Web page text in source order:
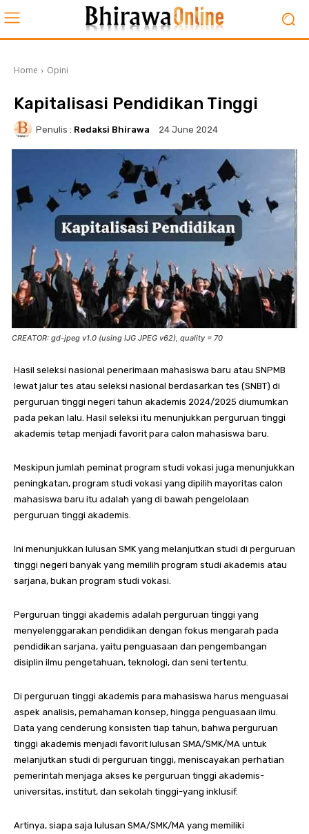
Home Opini
Kapitalisasi Pendidikan Tinggi
Penulis : Redaksi Bhirawa 24 June 2024
CREATOR: gd-jpeg v1.0 (using IJG JPEG v62), quality = 70
Hasil seleksi nasional penerimaan mahasiswa baru atau SNPMB
lewat jalur tes atau seleksi nasional berdasarkan tes (SNBT) di
perguruan tinggi negeri tahun akademis 2024/2025 diumumkan
pada pekan lalu. Hasil seleksi itu menunjukkan perguruan tinggi
akademis tetap menjadi favorit para calon mahasiswa baru.
Meskipun jumlah peminat program studi vokasi juga menunjukkan
peningkatan, program studi vokasi yang dipilih mayoritas calon
mahasiswa baru itu adalah yang di bawah pengelolaan
perguruan tinggi akademis.
Ini menunjukkan lulusan SMK yang melanjutkan studi di perguruan
tinggi negeri banyak yang memilih program studi akademis atau
sarjana, bukan program studi vokasi.
Perguruan tinggi akademis adalah perguruan tinggi yang
menyelenggarakan pendidikan dengan fokus mengarah pada
pendidikan sarjana, yaitu penguasaan dan pengembangan
disiplin ilmu pengetahuan, teknologi, dan seni tertentu.
Di perguruan tinggi akademis para mahasiswa harus menguasai
aspek analisis, pemahaman konsep, hingga penguasaan ilmu.
Data yang cenderung konsisten tiap tahun, bahwa perguruan
tinggi akademis menjadi favorit lulusan SMA/SMK/MA untuk
melanjutkan studi di perguruan tinggi, meniscayakan perhatian
pemerintah menjaga akses ke perguruan tinggi akademis-
universitas, institut, dan sekolah tinggi-yang inklusif.
Artinya, siapa saja lulusan SMA/SMK/MA yang memiliki